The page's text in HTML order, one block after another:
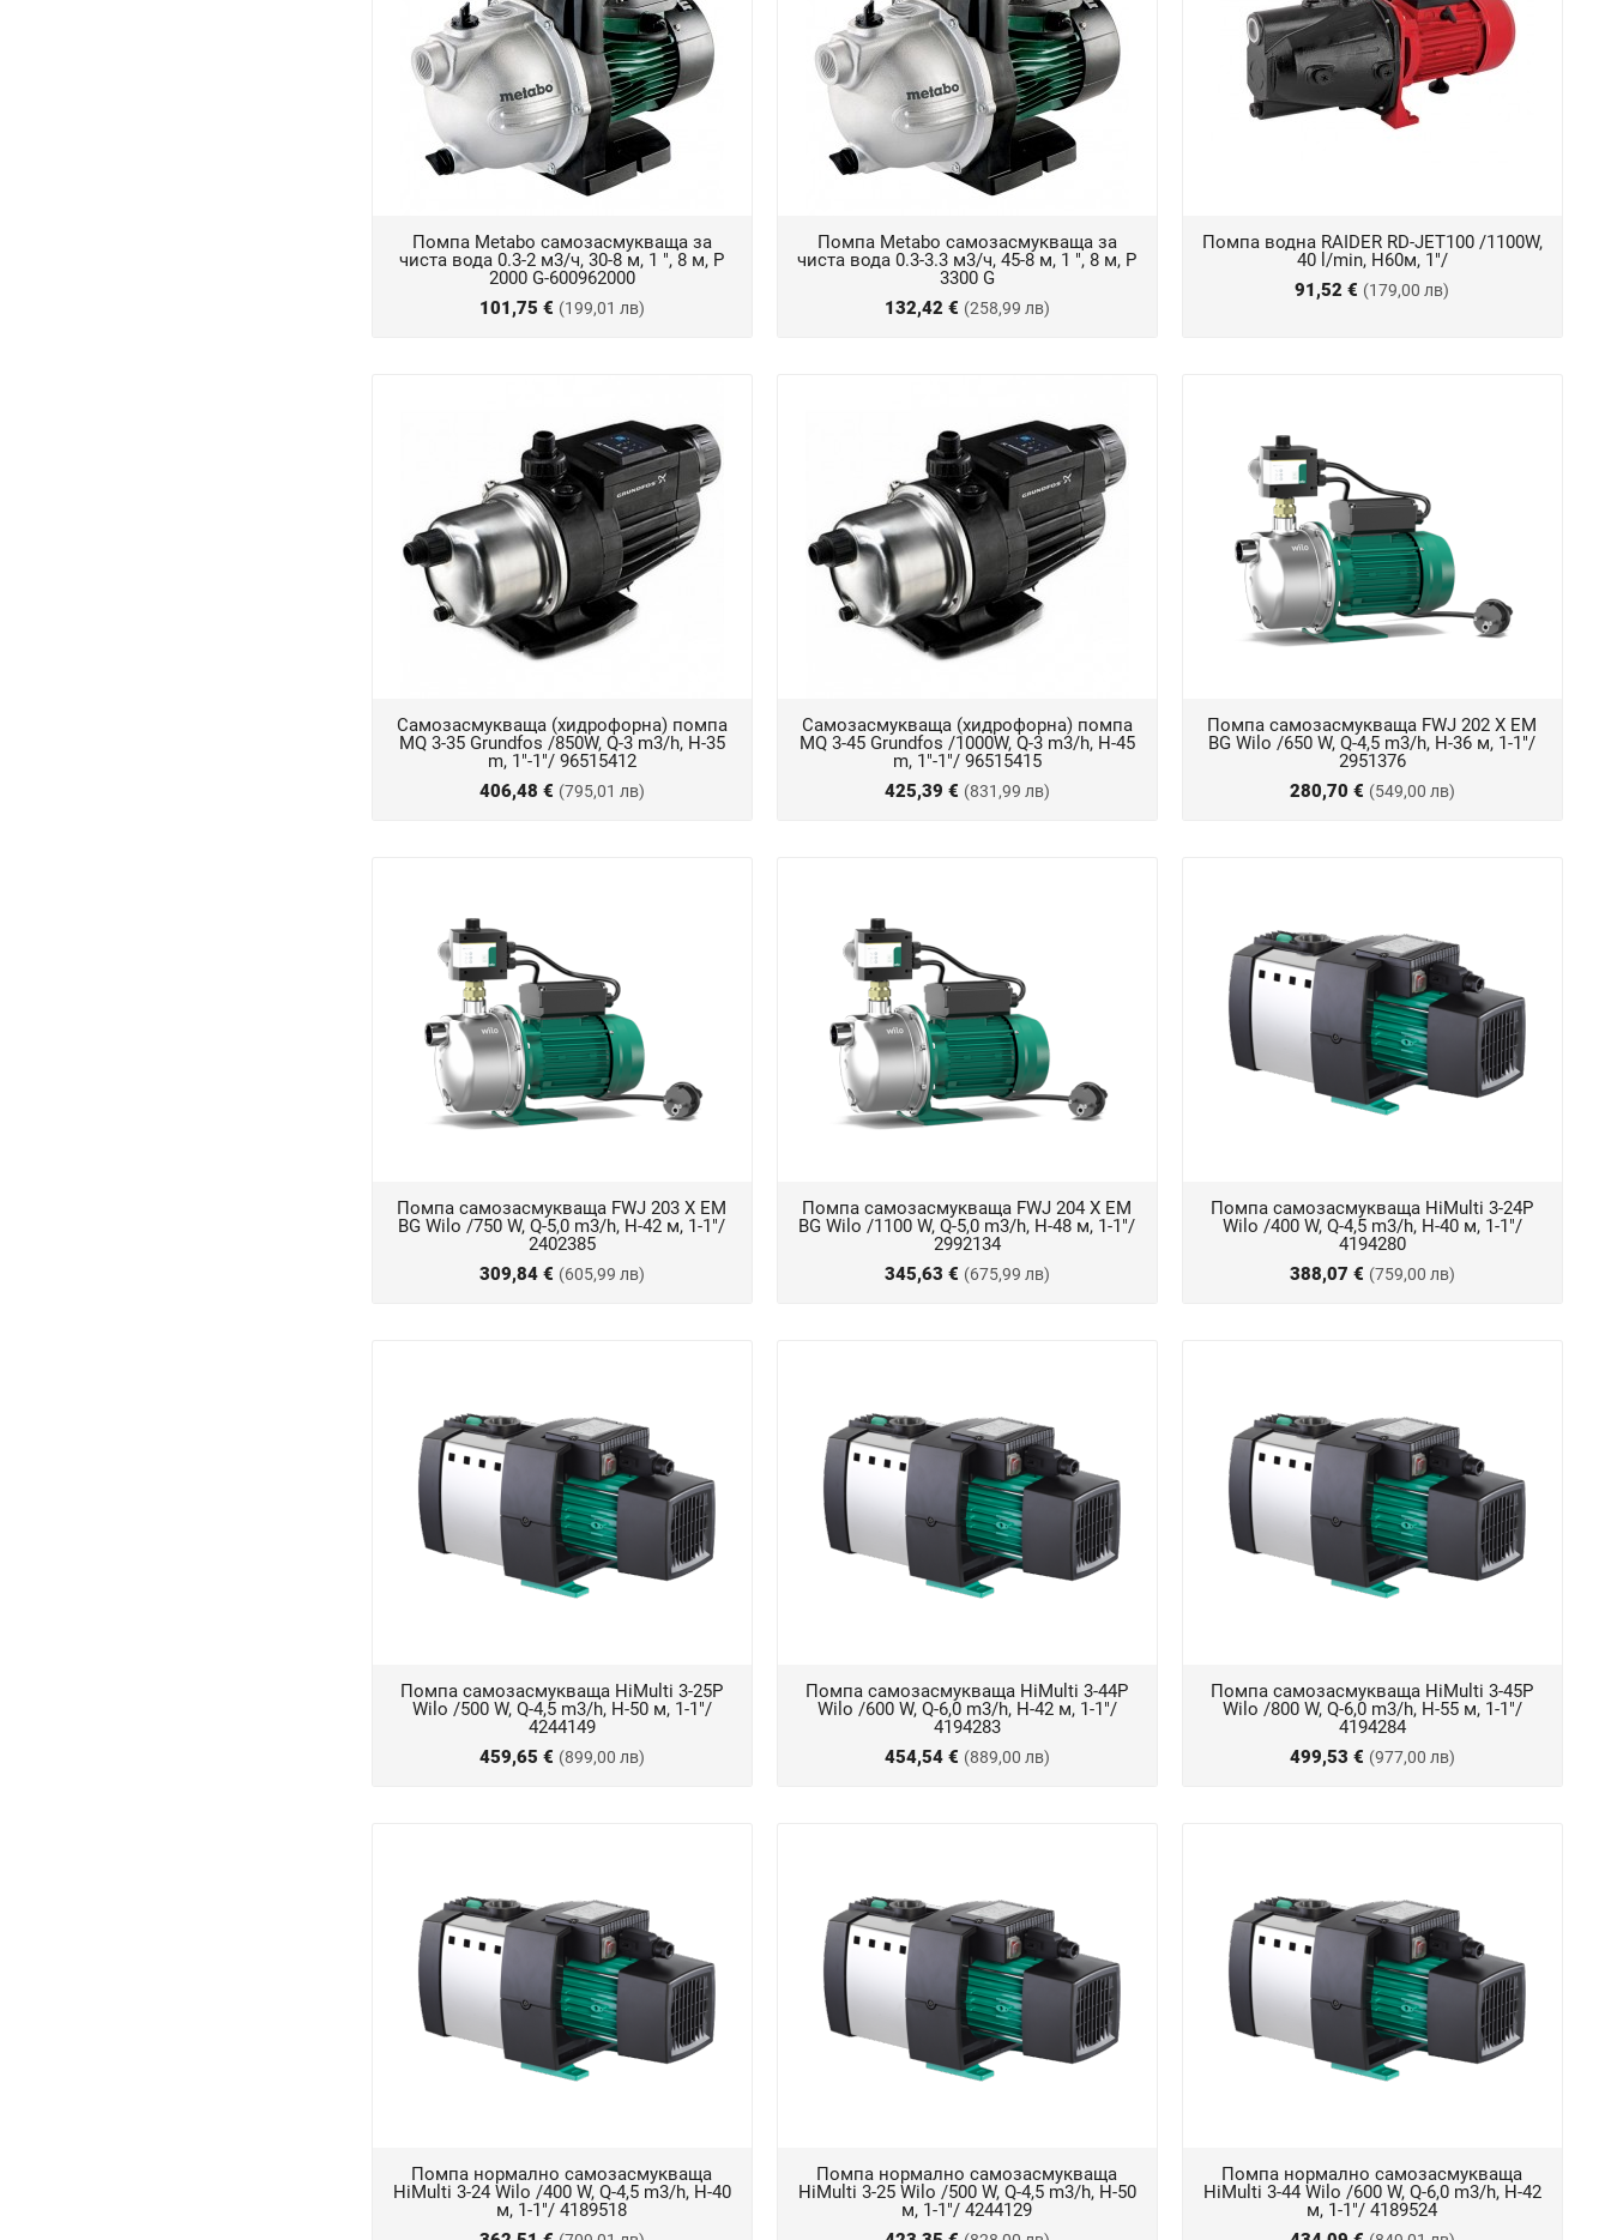
Помпа Metabo самозасмукваща за
чиста вода 0.3-2 м3/ч, 30-8 м, 1 ", 8 м, P
2000 G-600962000
101,75 € (199,01 лв)
Помпа Metabo самозасмукваща за
чиста вода 0.3-3.3 м3/ч, 45-8 м, 1 ", 8 м, P
3300 G
132,42 € (258,99 лв)
Помпа водна RAIDER RD-JET100 /1100W,
40 l/min, Н60м, 1"/
91,52 € (179,00 лв)
Самозасмукваща (хидрофорна) помпа
MQ 3-35 Grundfos /850W, Q-3 m3/h, H-35
m, 1"-1"/ 96515412
406,48 € (795,01 лв)
Самозасмукваща (хидрофорна) помпа
MQ 3-45 Grundfos /1000W, Q-3 m3/h, H-45
m, 1"-1"/ 96515415
425,39 € (831,99 лв)
Помпа самозасмукваща FWJ 202 X EM
BG Wilo /650 W, Q-4,5 m3/h, Н-36 м, 1-1"/
2951376
280,70 € (549,00 лв)
Помпа самозасмукваща FWJ 203 X EM
BG Wilo /750 W, Q-5,0 m3/h, Н-42 м, 1-1"/
2402385
309,84 € (605,99 лв)
Помпа самозасмукваща FWJ 204 X EM
BG Wilo /1100 W, Q-5,0 m3/h, Н-48 м, 1-1"/
2992134
345,63 € (675,99 лв)
Помпа самозасмукваща HiMulti 3-24P
Wilo /400 W, Q-4,5 m3/h, Н-40 м, 1-1"/
4194280
388,07 € (759,00 лв)
Помпа самозасмукваща HiMulti 3-25P
Wilo /500 W, Q-4,5 m3/h, Н-50 м, 1-1"/
4244149
459,65 € (899,00 лв)
Помпа самозасмукваща HiMulti 3-44P
Wilo /600 W, Q-6,0 m3/h, Н-42 м, 1-1"/
4194283
454,54 € (889,00 лв)
Помпа самозасмукваща HiMulti 3-45P
Wilo /800 W, Q-6,0 m3/h, Н-55 м, 1-1"/
4194284
499,53 € (977,00 лв)
Помпа нормално самозасмукваща
HiMulti 3-24 Wilo /400 W, Q-4,5 m3/h, Н-40
м, 1-1"/ 4189518
Помпа нормално самозасмукваща
HiMulti 3-25 Wilo /500 W, Q-4,5 m3/h, Н-50
м, 1-1"/ 4244129
Помпа нормално самозасмукваща
HiMulti 3-44 Wilo /600 W, Q-6,0 m3/h, Н-42
м, 1-1"/ 4189524